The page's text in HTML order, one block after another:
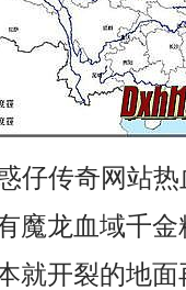
仔传奇网站
魔龙血域千
就开裂的地